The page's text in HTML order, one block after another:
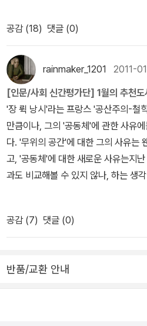
텍스트적 생산 방식에 대해서 일부
에 의존하여 자신의 것을 구성하는 기
착시킴으로써 전혀 새로운 사유의 공
전제로부터 벗어나 참된 문제를 제
의 발명가였다.
으로 한 새로운 계급이 생기고, 이를
출현하고, 이를 독차지한 사람들의 오
고 여기서 탈락한 사람들은 부의 상실
심을 잃고 굴욕감을 갖게 되어, 이것이
장을 유발하게 된다는 것이다. 포퓰리
다.능력주의는 사실 철학과 신학의 역
역사 속에서 (최고는 아니더라도) 최
재의 세계질서를 구축하는 데 기여해
의혹의 눈초리로 바라본다.'- 서울대
팀 오브라이언 『그들이 가지고 다닌 것들』(2020, 섬과달)을 저
는 올해의 소설 top 1으로 선정할 생
『카차토를 찾아서』는 종이책으로
다!!! • 이런저런 책 비교 어느 『어린 왕자』와 이별하지🤔? e book
림과 글이 눈에 확 들어오는 가독성,
팔루디 부녀의 가족 서사와 헝가리
회, 젠더 등 다방면을 아우르느라 전
우연적인 배치의 상태와 관련이 있다
존재하는 모든 것을 궁극적으로 기계
존재이든 나름대로의 체계성을 가지
리다 & 들뢰즈 : 의미와 무의미의 경
념은 '절단 coupure'과 '연결'이 의미
의 의식과 무의식, 욕망과 충동과 연관
는 이러한 분석을 인간 심리에만 한정
와도 연결시키며 분석대상을 넓혀간
dipe: Capitalisme et
aux: Capitalisme et
를 바라볼 수 있는 책으로 생각된다.
계를 '리좀 rhizome적인 것'이라고
이며 위계적인 구조를 상징하며 통일
반면, 땅속에서 수없이 줄기와 뿌리가
성, 개방성이 특징이다.(p126)... 들뢰
은 리좀적인 데 반해 전체주의는 수
이라고도 할 수 있다.2. 이 작품에서
일, 즉 '필경사'다. 바틀비처럼 ‘I
하다간 수복은 목숨이 붙어 있을 수
는 반대로 주어진 일을 철저하고 성실
수행한다. 그런데, 이 필경이라는 일,
쓰는 일의 끝은 이상하리만큼 파국적
은 바틀비와 공통적이다. 바틀비는 무
모든 것을 거부하기에 이르고, 수복은
로 글을 완전히 의미로부터, 또 자신으
이른다. 즉 반복은 이상하게도 원심력
으로부터 바깥으로 내몬다. 이 작품에
장이 반복되는 것이다. '난 글을 읽을
능성에 대한 장면처럼 읽힌다. 3. '낫이
의 무력함을 항변하는 것처럼 보이지
자는 짖을 수는 없을 지언정 개보다
의 힘을 강조하는 대목이 나온다. 수
교구가 확립되지 않은 나라였다. 뿐
리고 최한기 같은 철학자들은 당시 실
체제(왕정)을 인정한다고 하더라도 그
후의 민본 사상과 비슷하다고 생각한
시대는 전제시대 였다. 그 시대에 전개
서 한계가 있다는 논리는 거의 본 적이
말하면서는 전제 시대의 한계 운운한
정치가 유학의 범주 내에 있었다는 건
만 모든 사상은 시대의 산물이다. 어찌
으로 사고해야 하는 숙명을 타고났다.
서 서구 근대 자유민주사상에 가장
점이 어디에 놓이느냐에 따라 평가가
이 왕도정치 내에서 개혁정치를 구상
각한다. 왜냐하면 다산의 <원목>과 <
이 아니라 바로 민(民; 백성)에 가 있
은 박석무 선생의 번역이다. 어차피
수 없겠기에 일반 독자에게는 정본 역
선>의 경우는 정민 교수의 '한시로 읽
잠깨어>(문학동네, 2012)와 같이 읽
선집 출간의 의의를 이렇게 짚었다.<
한 전기이자 평전일 뿐만 아니라 실학
을 가장 입체적으로 살필 수 있는 필독
을 기록한 고발문학이자, 천주교가 서
수 있는 역사자료이기도 하다. <다산
갖가지 곡절을 마치 일기처럼 읽을 수
과 시대의 모순을 복합적으로 살펴보
문학적 성과를 집대성한 필독서이다.
자들에게 <다산시선><다산산문선>은
로 출간됐다. <정선 목민심서>(창비
묵은 먼지를 털어낼 수 있을지도 모
건 <언어의 기원>(한국문화사,
공감 (18) 댓글 (0)
rainmaker_1201 2011-
[인문/사회 신간평가단] 1월의 추천도
'장 뤽 낭시'라는 프랑스 '공산주의-철
만큼이나, 그의 '공동체'에 관한 사유
다. '무위의 공간'에 대한 그의 사유는
고, '공동체'에 대한 새로운 사유는지
과도 비교해볼 수 있지 않나, 하는 생
있는' 주제(정치철학?) 이니, 한번 쯤
상하게도 인문/철학 저서들이 물밀듯
실 기뻐해야 할 일이지만, 반대로 한
명저 또한 결코 지나칠 수 없을 것이
설명은 그닥 필요없을 듯 하고, 책 소
<그라마톨로지>는 책 제목이 독자에
공감 (7) 댓글 (0)
반품/교환 안내